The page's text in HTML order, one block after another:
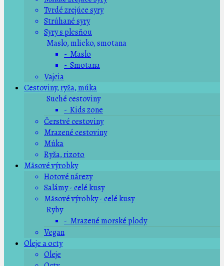
Tvrdé zrejúce syry
Strúhané syry
Syry s plesňou
Maslo, mlieko, smotana
- Maslo
- Smotana
Vajcia
Cestoviny, ryža, múka
Suché cestoviny
- Kids zone
Čerstvé cestoviny
Mrazené cestoviny
Múka
Ryža, rizoto
Mäsové výrobky
Hotové nárezy
Salámy - celé kusy
Mäsové výrobky - celé kusy
Ryby
- Mrazené morské plody
Vegan
Oleje a octy
Oleje